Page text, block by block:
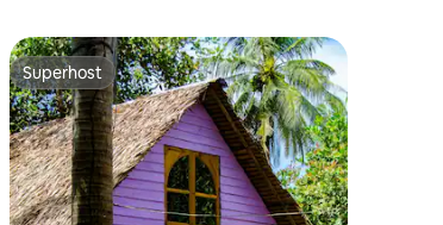
Superhost
Superhost